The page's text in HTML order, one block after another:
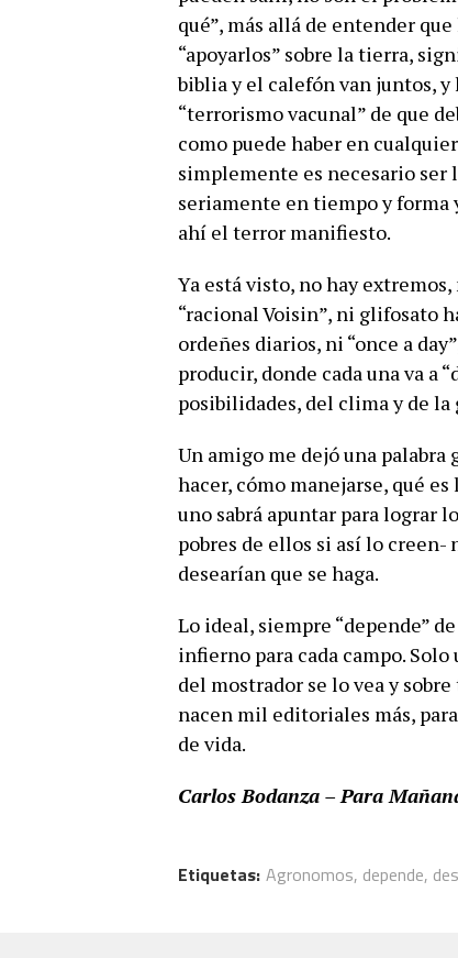
qué”, más allá de entender
“apoyarlos” sobre la tierra,
biblia y el calefón van juntos,
“terrorismo vacunal” de que
como puede haber en
simplemente es necesario
seriamente en tiempo y forma
ahí el terror manifiesto.
Ya está visto, no hay
“racional Voisin”, ni glifosato
ordeñes diarios, ni “once a
producir, donde cada una va a
posibilidades, del clima y de la
Un amigo me dejó una palabra
hacer, cómo manejarse, qué
uno sabrá apuntar para lograr
pobres de ellos si así lo
desearían que se haga.
Lo ideal, siempre “depende”
infierno para cada campo.
del mostrador se lo vea y
nacen mil editoriales más,
de vida.
Carlos Bodanza – Para
Etiquetas: Agronomos, depende,